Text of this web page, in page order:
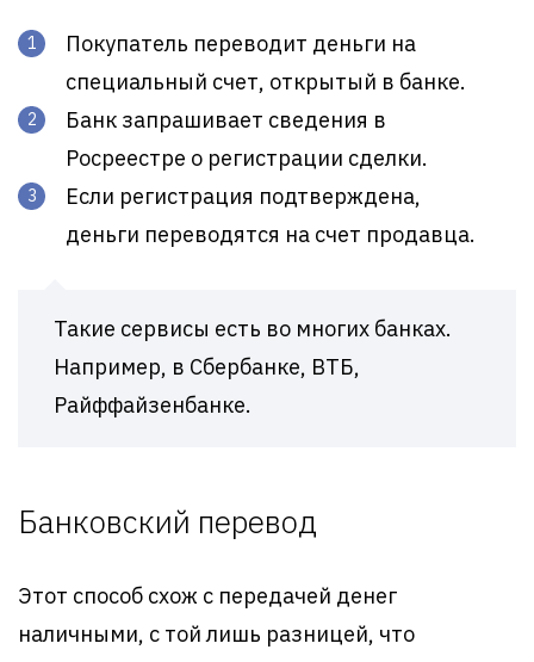
Покупатель переводит деньги на
специальный счет, открытый в банке.
Банк запрашивает сведения в
Росреестре о регистрации сделки.
Если регистрация подтверждена,
деньги переводятся на счет продавца.
Такие сервисы есть во многих банках.
Например, в Сбербанке, ВТБ,
Райффайзенбанке.
Банковский перевод
Этот способ схож с передачей денег
наличными, с той лишь разницей, что